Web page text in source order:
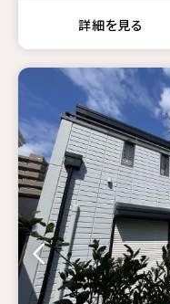
詳細を見る